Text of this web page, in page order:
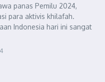
panas Pemilu 2024,
para aktivis khilafah.
Indonesia hari ini sangat